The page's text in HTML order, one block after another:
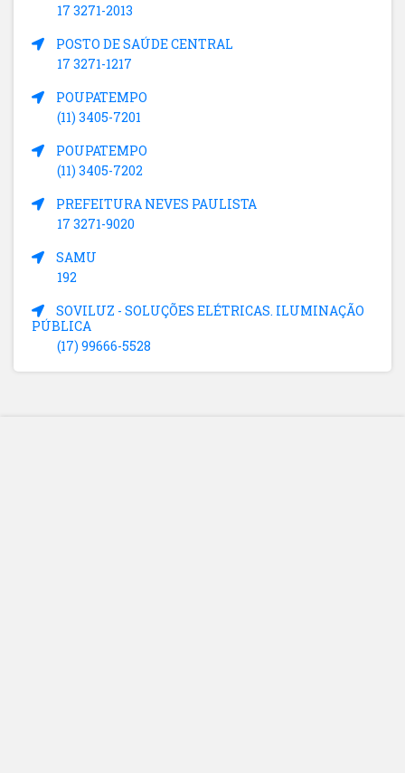
17 3271-2013
POSTO DE SAÚDE CENTRAL
17 3271-1217
POUPATEMPO
(11) 3405-7201
POUPATEMPO
(11) 3405-7202
PREFEITURA NEVES PAULISTA
17 3271-9020
SAMU
192
SOVILUZ - SOLUÇÕES ELÉTRICAS. ILUMINAÇÃO
PÚBLICA
(17) 99666-5528